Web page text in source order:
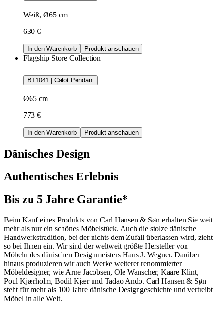
Weiß, Ø65 cm
630 €
In den Warenkorb Produkt anschauen
Flagship Store Collection
BT1041 | Calot Pendant
Ø65 cm
773 €
In den Warenkorb Produkt anschauen
Dänisches Design
Authentisches Erlebnis
Bis zu 5 Jahre Garantie*
Beim Kauf eines Produkts von Carl Hansen & Søn erhalten Sie weit
mehr als nur ein schönes Möbelstück. Auch die stolze dänische
Handwerkstradition, bei der nichts dem Zufall überlassen wird, zieht
so bei Ihnen ein. Wir sind der weltweit größte Hersteller von
Möbeln des dänischen Designmeisters Hans J. Wegner. Darüber
hinaus produzieren wir auch Werke weiterer renommierter
Möbeldesigner, wie Arne Jacobsen, Ole Wanscher, Kaare Klint,
Poul Kjærholm, Bodil Kjær und Tadao Ando. Carl Hansen & Søn
steht für mehr als 100 Jahre dänische Designgeschichte und vertreibt
Möbel in alle Welt.